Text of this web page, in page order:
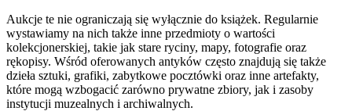
Aukcje te nie ograniczają się wyłącznie do książek. Regularnie
wystawiamy na nich także inne przedmioty o wartości
kolekcjonerskiej, takie jak stare ryciny, mapy, fotografie oraz
rękopisy. Wśród oferowanych antyków często znajdują się także
dzieła sztuki, grafiki, zabytkowe pocztówki oraz inne artefakty,
które mogą wzbogacić zarówno prywatne zbiory, jak i zasoby
instytucji muzealnych i archiwalnych.